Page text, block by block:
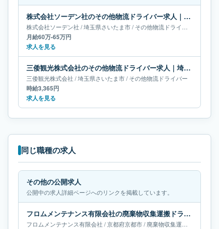
株式会社ソーデン社のその他物流ドライバー求人｜埼玉県さいたま市｜月給60万-65万円
株式会社ソーデン社 /埼玉県さいたま市/その他物流ドライバー
月給60万-65万円
求人を見る
三倭観光株式会社のその他物流ドライバー求人｜埼玉県さいたま市
三倭観光株式会社 /埼玉県さいたま市/その他物流ドライバー
時給3,365円
求人を見る
同じ職種の求人
その他の公開求人
公開中の求人詳細ページへのリンクを掲載しています。
フロムメンテナンス有限会社の廃棄物収集運搬ドライバー求人｜京都府京都市｜月給50万-55万円
フロムメンテナンス有限会社 /京都府京都市/廃棄物収集運搬ドライバー